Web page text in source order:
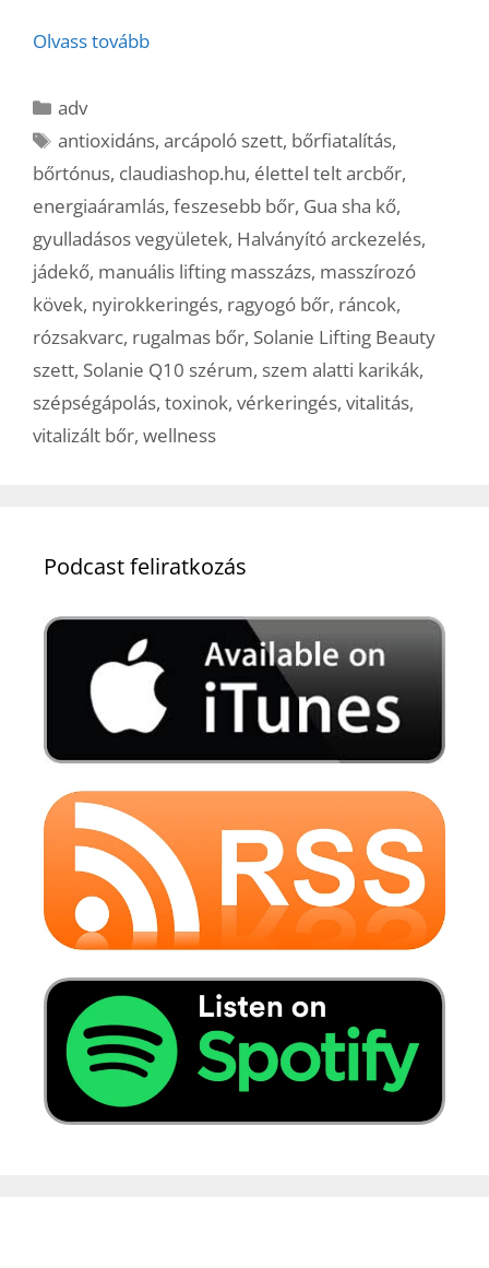
Olvass tovább
Kategória
adv
Címkék
antioxidáns,arcápoló szett, bőrfiatalítás,
bőrtónus, claudiashop.hu, élettel telt arcbőr,
energiaáramlás, feszesebb bőr, Gua sha kő,
gyulladásos vegyületek, Halványító arckezelés,
jádekő, manuális lifting masszázs, masszírozó
kövek, nyirokkeringés, ragyogó bőr, ráncok,
rózsakvarc, rugalmas bőr, Solanie Lifting Beauty
szett, Solanie Q10 szérum, szem alatti karikák,
szépségápolás, toxinok, vérkeringés, vitalitás,
vitalizált bőr, wellness
Podcast feliratkozás